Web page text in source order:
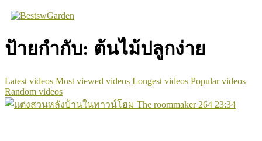
Skip
to
ป้ายกำกับ: ต้นไม้ปลูกง่าย
Latest videos Most viewed videos Longest videos Popular videos
Random videos
264 23:34